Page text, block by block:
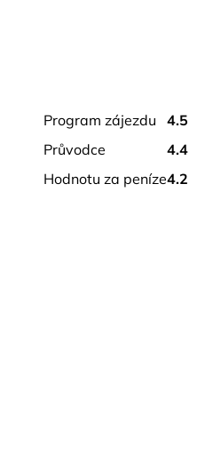
program zájezdu
4.5
průvodce
4.4
hodnotu za peníze4.2